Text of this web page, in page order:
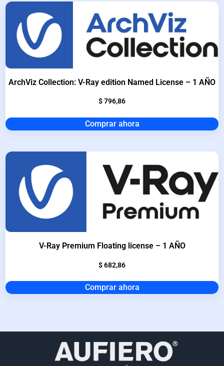
ArchViz Collection: V-Ray edition Named License – 1 AÑO
$796,86
Comprar ahora
V-Ray Premium Floating license – 1 AÑO
$682,86
Comprar ahora